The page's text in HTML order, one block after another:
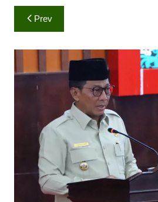
a
t
A
p
p
c
e
o
o
i
k
Navigasi
pos
Prev